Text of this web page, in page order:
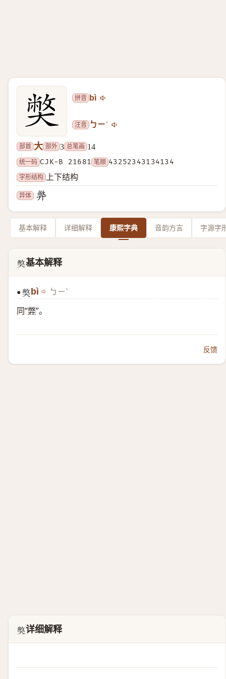
拼音 bì
注音 ㄅㄧˋ
部首 大 部外 3 总笔画 14
统一码 CJK-B 21681 笔顺 43252343134134
字形结构
上下结构
异体
基本解释 详细解释 康熙字典 音韵方言 字源字
𡚁基本解释
● 𡚁 bì ㄅㄧˋ
同“弊”。
反馈
𡚁详细解释